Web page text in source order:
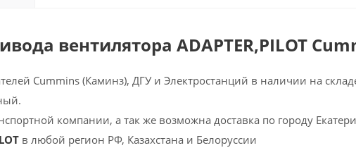
вентилятора ADAPTER,PILOT
Cummins (Каминз), ДГУ и Электростанций в наличии на
компании, а так же возможна доставка по городу
в любой регион РФ, Казахстана и Белоруссии